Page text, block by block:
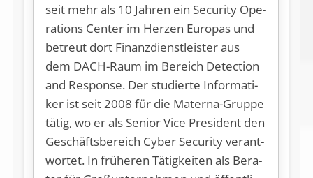
seit mehr als 10 Jah­ren ein Se­cu­ri­ty Ope­
ra­ti­ons Cen­ter im Her­zen Eu­ro­pas und
be­treut dort Fi­nanz­dienst­leis­ter aus
dem DACH-Raum im Be­reich De­tec­tion
and Re­s­pon­se. Der stu­dier­te In­for­ma­ti­
ker ist seit 2008 für die Ma­ter­na-Grup­pe
tä­tig, wo er als Se­ni­or Vice Pre­si­dent den
Ge­schäfts­be­reich Cy­ber Se­cu­ri­ty ver­ant­
wor­tet. In frü­he­ren Tä­tig­kei­ten als Be­ra­